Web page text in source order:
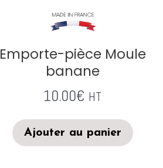
Emporte-pièce Moule
banane
10.00€ HT
Ajouter au panier